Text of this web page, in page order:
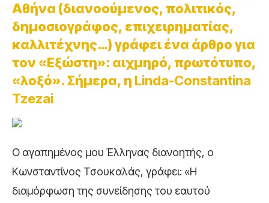
Αθήνα (διανοούμενος, πολιτικός,
δημοσιογράφος, επιχειρηματίας,
καλλιτέχνης…) γράφει ένα άρθρο για
τον «Εξώστη»: αιχμηρό, πρωτότυπο,
«λοξό». Σήμερα, η Linda-Constantina
Tzezai
Ο αγαπημένος μου Έλληνας διανοητής, ο
Κωνσταντίνος Τσουκαλάς, γράφει: «H
διαμόρφωση της συνείδησης του εαυτού